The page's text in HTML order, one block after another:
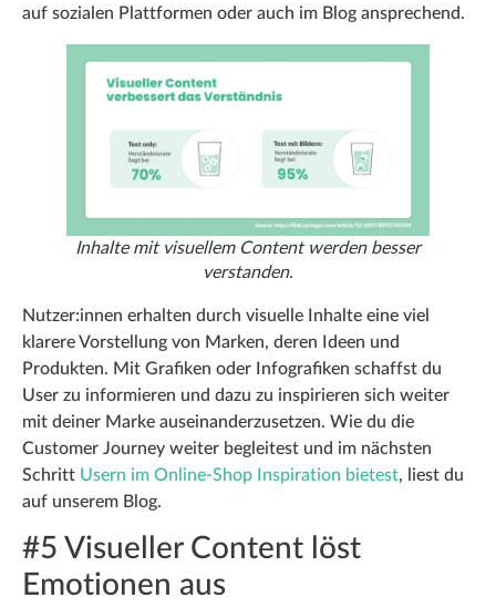
auf sozialen Plattformen oder auch im Blog ansprechend.
Inhalte mit visuellem Content werden besser
verstanden.
Nutzer:innen erhalten durch visuelle Inhalte eine viel
klarere Vorstellung von Marken, deren Ideen und
Produkten. Mit Grafiken oder Infografiken schaffst du
User zu informieren und dazu zu inspirieren sich weiter
mit deiner Marke auseinanderzusetzen. Wie du die
Customer Journey weiter begleitest und im nächsten
Schritt Usern im Online-Shop Inspiration bietest, liest du
auf unserem Blog.
#5 Visueller Content löst
Emotionen aus